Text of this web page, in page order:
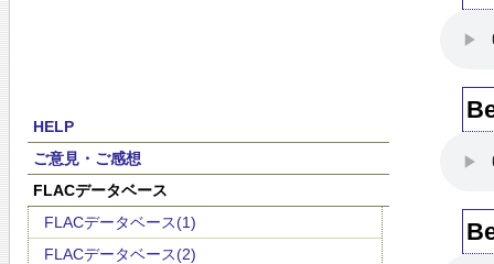
HELP
ご意見・ご感想
FLACデータベース
FLACデータベース(1)
FLACデータベース(2)